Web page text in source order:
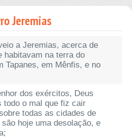
Jeremias
a Jeremias, acerca de
habitavam na terra do
Tapanes, em Mênfis, e no
dos exércitos, Deus
todo o mal que fiz cair
todas as cidades de
hoje uma desolação, e